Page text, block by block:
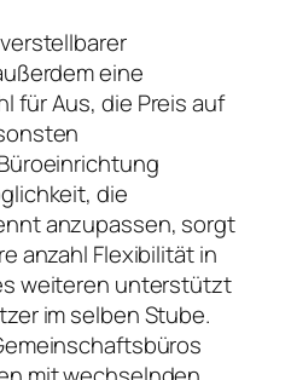
eine
für Aus, die Preis auf
die
anzupassen, sorgt
anzahl Flexibilität in
weiteren unterstützt
im selben Stube.